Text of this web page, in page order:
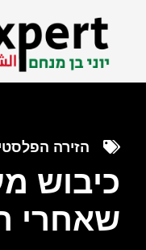
הזירה
כיבוש
שאחרי